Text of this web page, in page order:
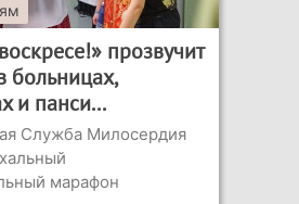
прозвучит
больницах,
и панси...
Служба Милосердия
марафон